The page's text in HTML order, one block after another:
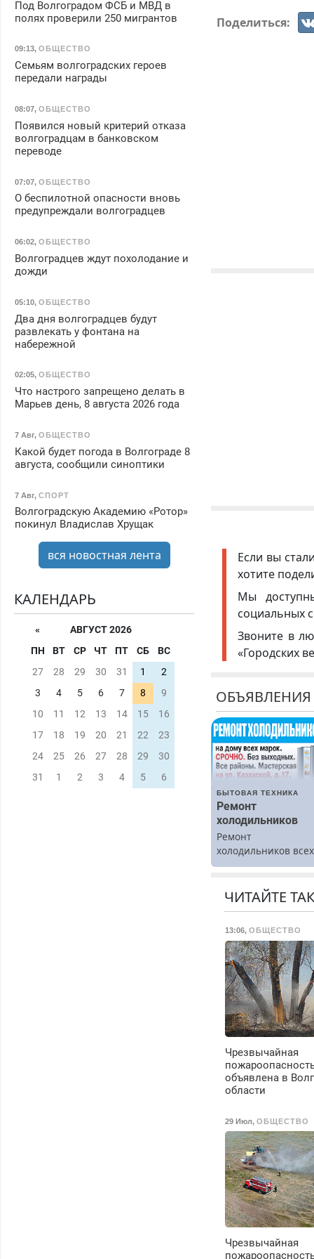
Поделиться:
Если вы
хотите
Мы
социальных
Звоните в
«Городских
ОБЪЯВЛЕНИЯ
БЫТОВАЯ ТЕХНИКА
Ремонт
холодильников
Ремонт
холодильников всех
марок на дому.
ЧИТАЙТЕ
13:06,ОБЩЕСТВО
Чрезвычайная
объявлена в
области
29 Июл,ОБЩЕСТВО
Чрезвычайная
Под Волгоградом ФСБ и МВД в
полях проверили 250 мигрантов
09:13, ОБЩЕСТВО
Семьям волгоградских героев
передали награды
08:07, ОБЩЕСТВО
Появился новый критерий отказа
волгоградцам в банковском
переводе
07:07, ОБЩЕСТВО
О беспилотной опасности вновь
предупреждали волгоградцев
06:02, ОБЩЕСТВО
Волгоградцев ждут похолодание и
дожди
05:10, ОБЩЕСТВО
Два дня волгоградцев будут
развлекать у фонтана на
набережной
02:05, ОБЩЕСТВО
Что настрого запрещено делать в
Марьев день, 8 августа 2026 года
7 Авг, ОБЩЕСТВО
Какой будет погода в Волгограде 8
августа, сообщили синоптики
7 Авг, СПОРТ
Волгоградскую Академию «Ротор»
покинул Владислав Хрущак
вся новостная лента
КАЛЕНДАРЬ
«
АВГУСТ 2026
ПН
ВТ СР ЧТ ПТ СБ
ВС
27
28 29 30 31 1
2
3
4 5 6 7 8
9
10
11 12 13 14 15
16
17
18 19 20 21 22
23
24
25 26 27 28 29
30
31
1 2 3 4 5 6